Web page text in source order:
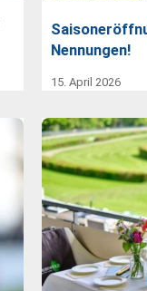
Nennungen!
15. April 2026